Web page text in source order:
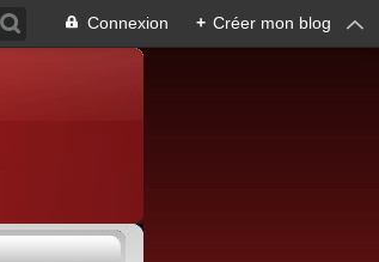
Connexion + Créer mon blog